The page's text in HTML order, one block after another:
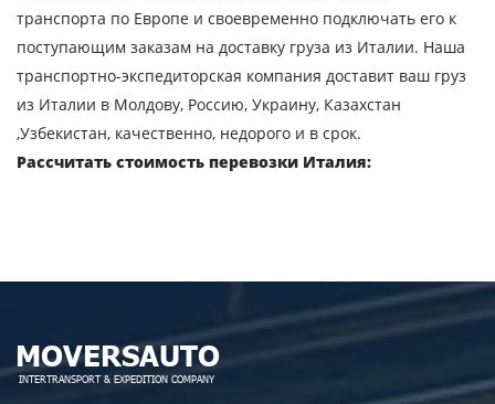
транспорта по Европе и своевременно подключать его к
поступающим заказам на доставку груза из Италии. Наша
транспортно-экспедиторская компания доставит ваш груз
из Италии в Молдову, Россию, Украину, Казахстан
,Узбекистан, качественно, недорого и в срок.
Рассчитать стоимость перевозки Италия:
ОТПРАВИТЬ